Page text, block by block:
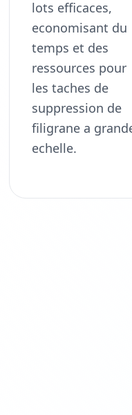
lots efficaces,
economisant du
temps et des
ressources pour
les taches de
suppression de
filigrane a
echelle.